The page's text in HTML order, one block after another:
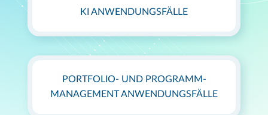
KI ANWENDUNGSFÄLLE
PORTFOLIO- UND PROGRAMM-
MANAGEMENT ANWENDUNGSFÄLLE